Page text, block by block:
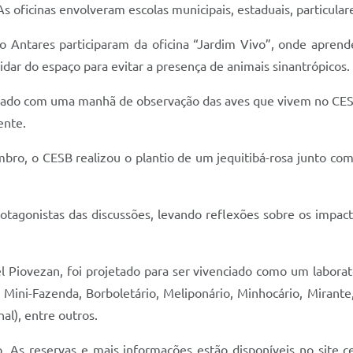
envolveram escolas municipais, estaduais,
Antares participaram da oficina “Jardim Vivo”, onde
do espaço para evitar a presença de animais sinantrópicos.
com uma manhã de observação das aves que vivem no
o CESB realizou o plantio de um jequitibá-rosa junto
das discussões, levando reflexões sobre os
foi projetado para ser vivenciado como um
Fazenda, Borboletário, Meliponário, Minhocário,
entre outros.
reservas e mais informações estão disponíveis no site